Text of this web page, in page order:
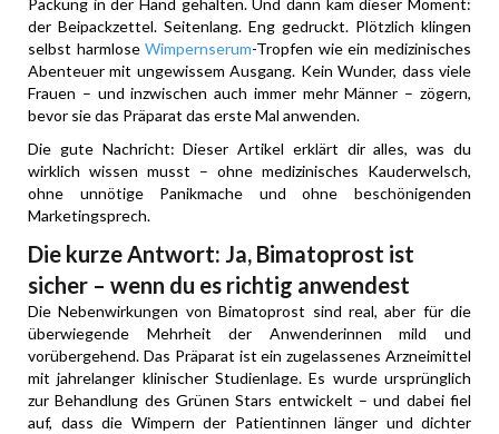
Packung in der Hand gehalten. Und dann kam dieser Moment:
der Beipackzettel. Seitenlang. Eng gedruckt. Plötzlich klingen
selbst harmloseWimpernserum-Tropfen wie ein medizinisches
Abenteuer mit ungewissem Ausgang. Kein Wunder, dass viele
Frauen – und inzwischen auch immer mehr Männer – zögern,
bevor sie das Präparat das erste Mal anwenden.
Die gute Nachricht: Dieser Artikel erklärt dir alles, was du
wirklich wissen musst – ohne medizinisches Kauderwelsch,
ohne unnötige Panikmache und ohne beschönigenden
Marketingsprech.
Die kurze Antwort: Ja, Bimatoprost ist
sicher – wenn du es richtig anwendest
Die Nebenwirkungen von Bimatoprost sind real, aber für die
überwiegende Mehrheit der Anwenderinnen mild und
vorübergehend. Das Präparat ist ein zugelassenes Arzneimittel
mit jahrelanger klinischer Studienlage. Es wurde ursprünglich
zur Behandlung des Grünen Stars entwickelt – und dabei fiel
auf, dass die Wimpern der Patientinnen länger und dichter